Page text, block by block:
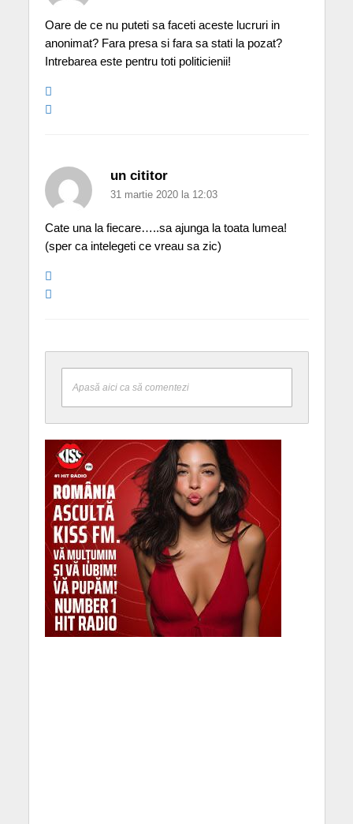
Oare de ce nu puteti sa faceti aceste lucruri in
anonimat? Fara presa si fara sa stati la pozat?
Intrebarea este pentru toti politicienii!
un cititor
31 martie 2020 la 12:03
Cate una la fiecare…..sa ajunga la toata lumea!
(sper ca intelegeti ce vreau sa zic)
Apasă aici ca să comentezi